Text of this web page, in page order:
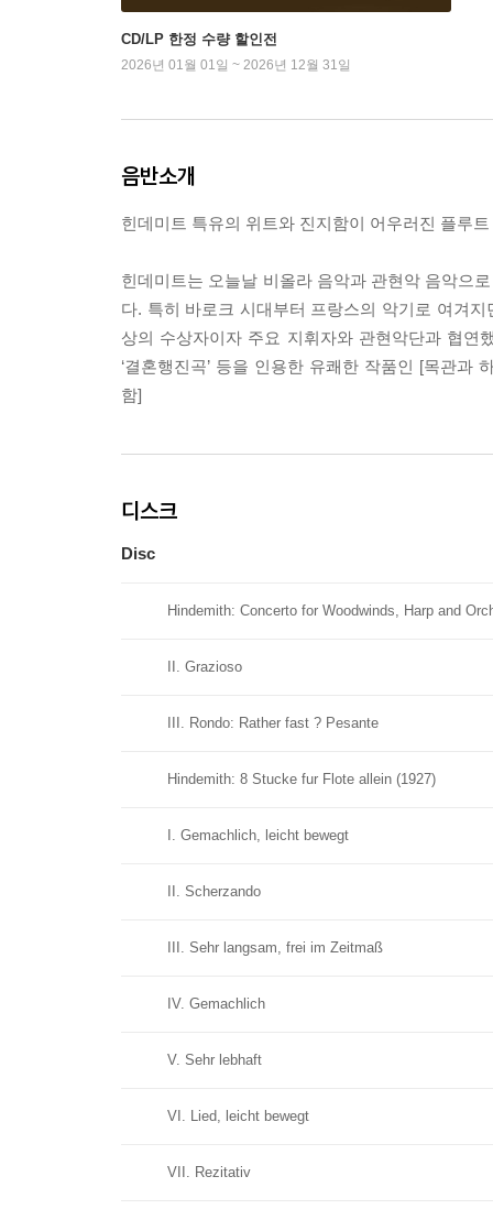
CD/LP 한정 수량 할인전
2026년 01월 01일 ~ 2026년 12월 31일
음반소개
힌데미트 특유의 위트와 진지함이 어우러진 플루
힌데미트는 오늘날 비올라 음악과 관현악 음악으
다. 특히 바로크 시대부터 프랑스의 악기로 여겨
상의 수상자이자 주요 지휘자와 관현악단과 협연
‘결혼행진곡’ 등을 인용한 유쾌한 작품인 [목관
함]
디스크
Disc
Hindemith: Concerto for Woodwinds, Harp and
II. Grazioso
III. Rondo: Rather fast ? Pesante
Hindemith: 8 Stucke fur Flote allein (1927)
I. Gemachlich, leicht bewegt
II. Scherzando
III. Sehr langsam, frei im Zeitmaß
IV. Gemachlich
V. Sehr lebhaft
VI. Lied, leicht bewegt
VII. Rezitativ